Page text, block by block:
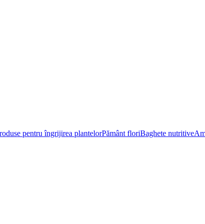
pentru îngrijirea plantelorPământ floriBaghete nutritive